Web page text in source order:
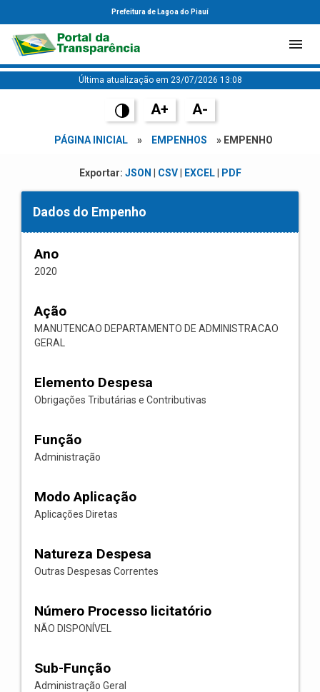
Prefeitura de Lagoa do Piauí
Última atualização em 23/07/2026 13:08
A+ A-
PÁGINA INICIAL » EMPENHOS » EMPENHO
Exportar: JSON CSV| EXCEL| PDF
Dados do Empenho
Ano
2020
Ação
MANUTENCAO DEPARTAMENTO DE ADMINISTRACAO
GERAL
Elemento Despesa
Obrigações Tributárias e Contributivas
Função
Administração
Modo Aplicação
Aplicações Diretas
Natureza Despesa
Outras Despesas Correntes
Número Processo licitatório
NÃO DISPONÍVEL
Sub-Função
Administração Geral